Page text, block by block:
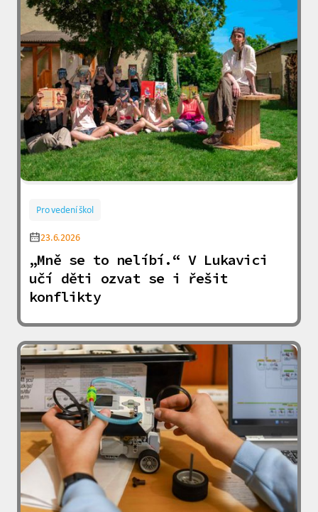
Pro vedení škol
23.6.2026
„Mně se to nelíbí.“ V Lukavici
učí děti ozvat se i řešit
konflikty